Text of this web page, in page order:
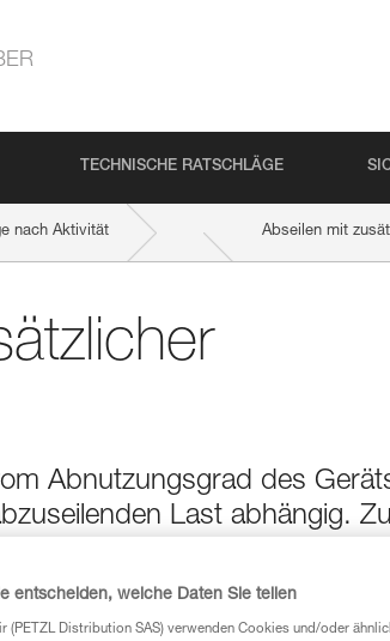
TECHNISCHE RATSCHLÄGE
nach Aktivität Abseilen mit
Abnutzungsgrad des
Last abhängig.
Person davor, von der
neuen Seilen) überrascht
der Abseilfahrt und erhöht
entscheiden, welche Daten Sie teilen
(PETZL Distribution SAS) verwenden Cookies und/oder